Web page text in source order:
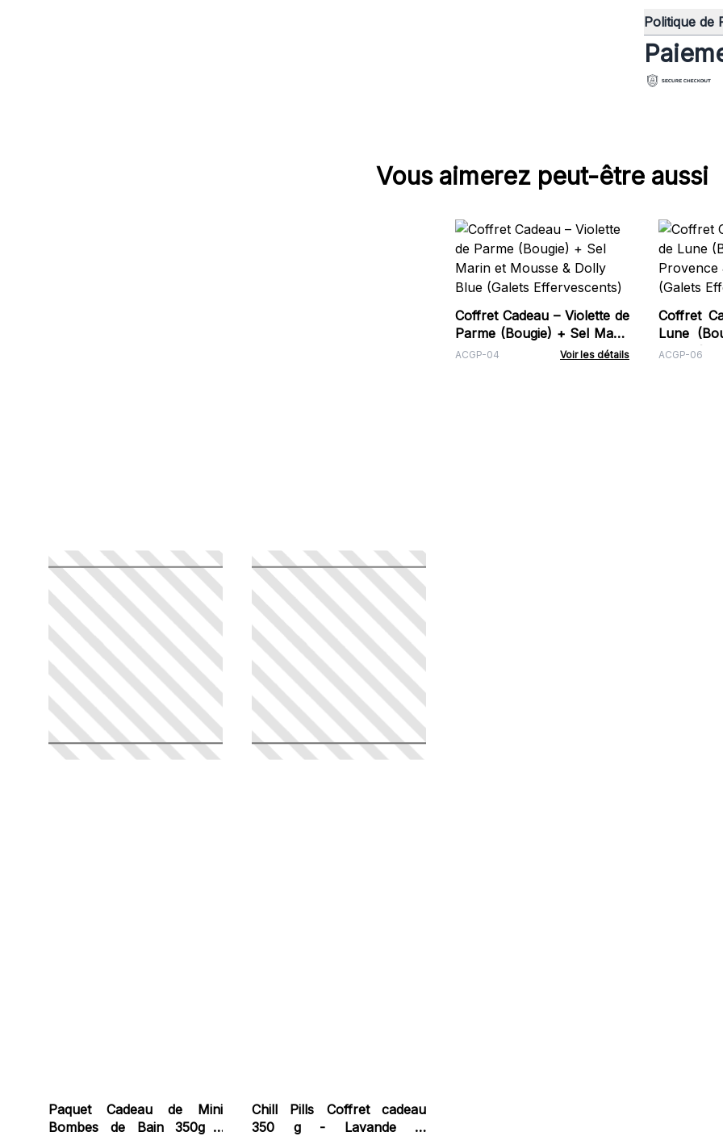
Politique de
Vous aimerez peut-être aussi
Paquet Cadeau de Mini
Bombes de Bain 350g -
Chill Pills Coffret cadeau
350 g - Lavande et
Coffret Cadeau – Violette de
Parme (Bougie) + Sel Marin
et Mousse & Dolly Blue
ACGP-04 Voir les détails
Coffret
Lune
& Thé
ACGP-06